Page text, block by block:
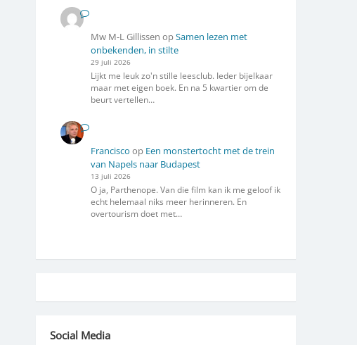
Mw M-L Gillissen opSamen lezen met
onbekenden, in stilte
29 juli 2026
Lijkt me leuk zo'n stille leesclub. Ieder bijelkaar
maar met eigen boek. En na 5 kwartier om de
beurt vertellen…
Francisco op Een monstertocht met de trein
van Napels naar Budapest
13 juli 2026
O ja, Parthenope. Van die film kan ik me geloof ik
echt helemaal niks meer herinneren. En
overtourism doet met…
Social Media